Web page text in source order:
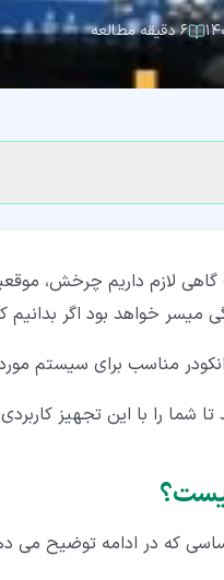
۶ دقیقه مطالعه
گاهی لازم داریم چرخش،
میسر خواهد بود اگر
انکودر مناسب برای
تا شما را با این تجهیز
که در ادامه توضیح می